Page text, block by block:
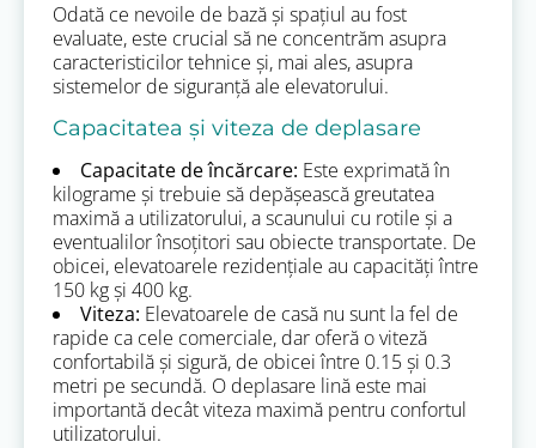
Odată ce nevoile de bază și spațiul au fost
evaluate, este crucial să ne concentrăm asupra
caracteristicilor tehnice și, mai ales, asupra
sistemelor de siguranță ale elevatorului.
Capacitatea și viteza de deplasare
Capacitate de încărcare: Este exprimată în
kilograme și trebuie să depășească greutatea
maximă a utilizatorului, a scaunului cu rotile și a
eventualilor însoțitori sau obiecte transportate. De
obicei, elevatoarele rezidențiale au capacități între
150 kg și 400 kg.
Viteza: Elevatoarele de casă nu sunt la fel de
rapide ca cele comerciale, dar oferă o viteză
confortabilă și sigură, de obicei între 0.15 și 0.3
metri pe secundă. O deplasare lină este mai
importantă decât viteza maximă pentru confortul
utilizatorului.